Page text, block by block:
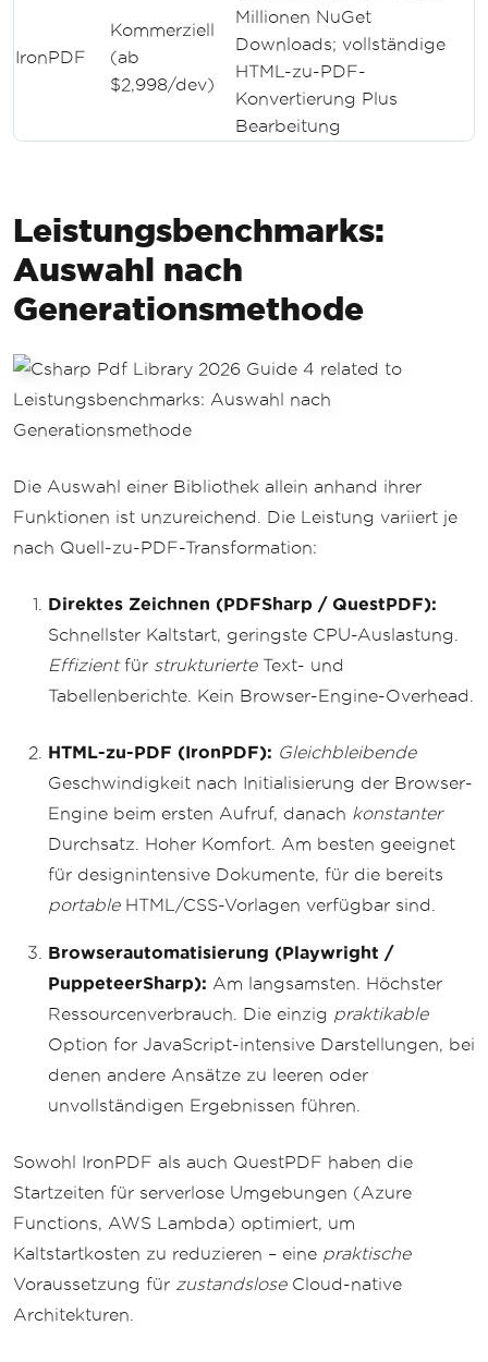
IronPDF
Kommerziell
(ab
$2,998/dev)
Millionen NuGet
Downloads; vollständige
HTML-zu-PDF-
Konvertierung Plus
Bearbeitung
Leistungsbenchmarks:
Auswahl nach
Generationsmethode
Die Auswahl einer Bibliothek allein anhand ihrer
Funktionen ist unzureichend. Die Leistung variiert je
nach Quell-zu-PDF-Transformation:
Direktes Zeichnen (PDFSharp / QuestPDF):
Schnellster Kaltstart, geringste CPU-Auslastung.
Effizientfür strukturierteText- und
Tabellenberichte. Kein Browser-Engine-Overhead.
HTML-zu-PDF (IronPDF): Gleichbleibende
Geschwindigkeit nach Initialisierung der Browser-
Engine beim ersten Aufruf, danach konstanter
Durchsatz. Hoher Komfort. Am besten geeignet
für designintensive Dokumente, für die bereits
portableHTML/CSS-Vorlagen verfügbar sind.
Browserautomatisierung (Playwright /
PuppeteerSharp): Am langsamsten. Höchster
Ressourcenverbrauch. Die einzig praktikable
Option for JavaScript-intensive Darstellungen, bei
denen andere Ansätze zu leeren oder
unvollständigen Ergebnissen führen.
Sowohl IronPDF als auch QuestPDF haben die
Startzeiten für serverlose Umgebungen (Azure
Functions, AWS Lambda) optimiert, um
Kaltstartkosten zu reduzieren – eine praktische
Voraussetzung für zustandsloseCloud-native
Architekturen.